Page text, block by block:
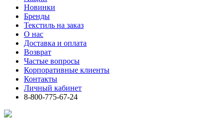
Новинки
Бренды
Текстиль на заказ
О нас
Доставка и оплата
Возврат
Частые вопросы
Корпоративные клиенты
Контакты
Личный кабинет
8-800-775-67-24